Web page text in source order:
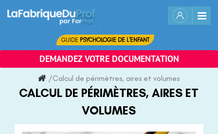
content
GUIDE PSYCHOLOGIE DE L'ENFANT
DEMANDEZ VOTRE DOCUMENTATION
/Calcul de périmètres, aires et volumes
CALCUL DE PÉRIMÈTRES, AIRES ET
VOLUMES